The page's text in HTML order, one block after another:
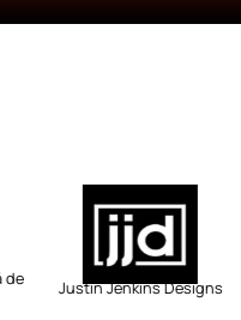
Justin Jenkins Designs